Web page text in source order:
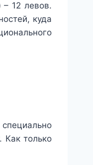
– 12 левов.
куда
Как только